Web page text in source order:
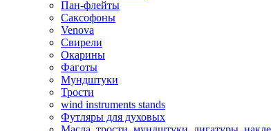
Пан-флейты
Саксофоны
Venova
Свирели
Окарины
Фаготы
Мундштуки
Трости
wind instruments stands
Футляры для духовых